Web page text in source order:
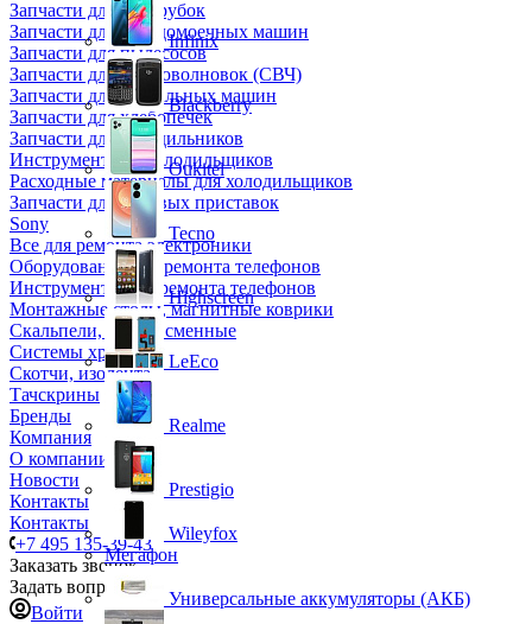
Запчасти для мясорубок
Запчасти для посудомоечных машин
Запчасти для пылесосов
Запчасти для микроволновок (СВЧ)
Запчасти для стиральных машин
Запчасти для хлебопечек
Запчасти для холодильников
Инструмент для холодильщиков
Расходные материалы для холодильщиков
Запчасти для игровых приставок
Sony
Все для ремонта электроники
Оборудование для ремонта телефонов
Инструменты для ремонта телефонов
Монтажные столы, магнитные коврики
Скальпели, лезвия сменные
Системы хранения
Скотчи, изолента
Тачскрины
Бренды
Компания
О компании
Новости
Контакты
Контакты
+7 495 135-39-43
Заказать звонок
Задать вопрос
Войти
Infinix
Blackberry
Oukitel
Tecno
Highscreen
LeEco
Realme
Prestigio
Wileyfox
Мегафон
Универсальные аккумуляторы (АКБ)